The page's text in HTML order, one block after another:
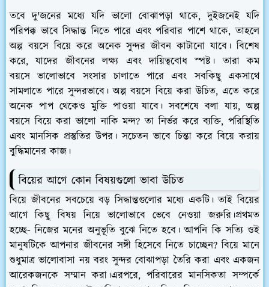
তবে দু'জনের মধ্যে যদি ভালো বোঝাপড়া থাকে, দুইজনেই যদি
পরিপক্ক ভাবে সিদ্ধান্ত নিতে পারে এবং পরিবার পাশে থাকে, তাহলে
অল্প বয়সে বিয়ে করে অনেক সুন্দর জীবন কাটানো যাবে। বিশেষ
করে, যাদের জীবনের লক্ষ্য এবং দায়িত্ববোধ স্পষ্ট। তারা কম
বয়সে ভালোভাবে সংসার চালাতে পারে এবং সবকিছু একসাথে
সামলাতে পারে সুন্দরভাবে। অল্প বয়সে বিয়ে করা উচিত, এতে করে
অনেক পাপ থেকেও মুক্তি পাওয়া যাবে। সবশেষে বলা যায়, অল্প
বয়সে বিয়ে করা ভালো নাকি মন্দ? তা নির্ভর করে ব্যক্তি, পরিস্থিতি
এবং মানসিক প্রস্তুতির উপর। সচেতন ভাবে চিন্তা করে বিয়ে করায়
বুদ্ধিমানের কাজ।
বিয়ের আগে কোন বিষয়গুলো ভাবা উচিত
বিয়ে জীবনের সবচেয়ে বড় সিদ্ধান্তগুলোর মধ্যে একটি। তাই বিয়ের
আগে কিছু বিষয় নিয়ে ভালোভাবে ভেবে নেওয়া জরুরি।প্রথমত
হচ্ছে- নিজের মনের অনুভূতি বুঝে নিতে হবে। আপনি কি সত্যি ওই
মানুষটিকে আপনার জীবনের সঙ্গী হিসেবে নিতে চাচ্ছেন? বিয়ে মানে
শুধুমাত্র ভালোবাসা নয় বরং সুন্দর বোঝাপড়া তৈরি করা এবং একজন
আরেকজনকে সম্মান করা।এরপরে, পরিবারের মানসিকতা সম্পর্কে